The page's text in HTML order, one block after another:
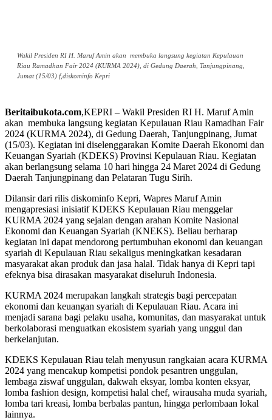
Wakil Presiden RI H. Maruf Amin akan membuka langsung kegiatan Kepulauan
Riau Ramadhan Fair 2024 (KURMA 2024), di Gedung Daerah, Tanjungpinang,
Jumat (15/03) f,diskominfo Kepri
Beritaibukota.com,KEPRI – Wakil Presiden RI H. Maruf Amin
akan membuka langsung kegiatan Kepulauan Riau Ramadhan Fair
2024 (KURMA 2024), di Gedung Daerah, Tanjungpinang, Jumat
(15/03). Kegiatan ini diselenggarakan Komite Daerah Ekonomi dan
Keuangan Syariah (KDEKS) Provinsi Kepulauan Riau. Kegiatan
akan berlangsung selama 10 hari hingga 24 Maret 2024 di Gedung
Daerah Tanjungpinang dan Pelataran Tugu Sirih.
Dilansir dari rilis diskominfo Kepri, Wapres Maruf Amin
mengapresiasi inisiatif KDEKS Kepulauan Riau menggelar
KURMA 2024 yang sejalan dengan arahan Komite Nasional
Ekonomi dan Keuangan Syariah (KNEKS). Beliau berharap
kegiatan ini dapat mendorong pertumbuhan ekonomi dan keuangan
syariah di Kepulauan Riau sekaligus meningkatkan kesadaran
masyarakat akan produk dan jasa halal. Tidak hanya di Kepri tapi
efeknya bisa dirasakan masyarakat diseluruh Indonesia.
KURMA 2024 merupakan langkah strategis bagi percepatan
ekonomi dan keuangan syariah di Kepulauan Riau. Acara ini
menjadi sarana bagi pelaku usaha, komunitas, dan masyarakat untuk
berkolaborasi menguatkan ekosistem syariah yang unggul dan
berkelanjutan.
KDEKS Kepulauan Riau telah menyusun rangkaian acara KURMA
2024 yang mencakup kompetisi pondok pesantren unggulan,
lembaga ziswaf unggulan, dakwah eksyar, lomba konten eksyar,
lomba fashion design, kompetisi halal chef, wirausaha muda syariah,
lomba tari kreasi, lomba berbalas pantun, hingga perlombaan lokal
lainnya.